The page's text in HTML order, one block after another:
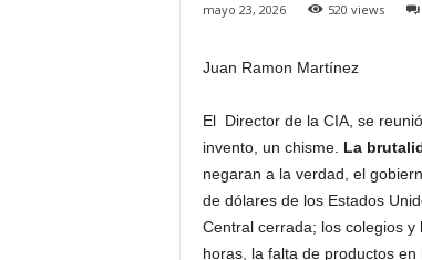
mayo 23, 2026 520 views
Juan Ramon Martínez
El Director de la CIA, se
invento, un chisme. La
negaran a la verdad, el
de dólares de los Estados
Central cerrada; los colegios
horas, la falta de productos